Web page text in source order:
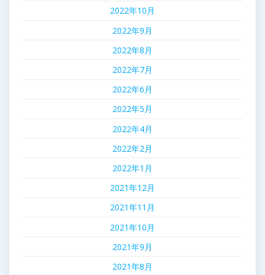
2022年10月
2022年9月
2022年8月
2022年7月
2022年6月
2022年5月
2022年4月
2022年2月
2022年1月
2021年12月
2021年11月
2021年10月
2021年9月
2021年8月